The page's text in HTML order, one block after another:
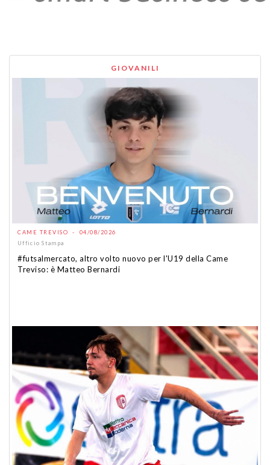
GIOVANILI
CAME TREVISO - 04/08/2026
Ufficio Stampa
#futsalmercato, altro volto nuovo per l'U19 della Came
Treviso: è Matteo Bernardi